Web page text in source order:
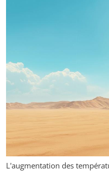
L'augmentation des